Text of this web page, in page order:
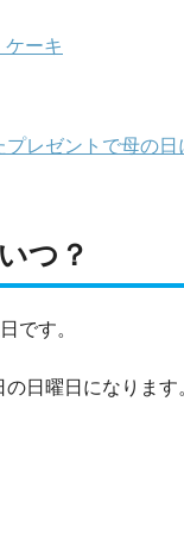
ケーキ
レゼントで母の日
つ？
です。
日曜日になります